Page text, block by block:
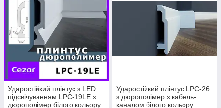
Ударостійкий плінтус з LED
підсвічуванням LPC-19LE з
дюрополімер білого кольору
Ударостійкий плінтус LPC-26
з дюрополімер з кабель-
каналом білого кольору